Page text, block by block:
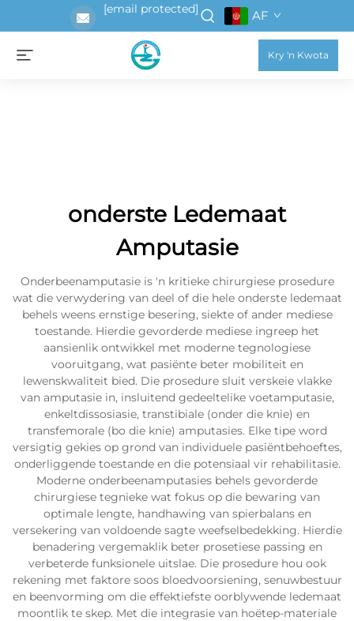
[email protected] AF
Kry 'n Kwota
onderste Ledemaat
Amputasie
Onderbeenamputasie is 'n kritieke chirurgiese prosedure
wat die verwydering van deel of die hele onderste ledemaat
behels weens ernstige besering, siekte of ander mediese
toestande. Hierdie gevorderde mediese ingreep het
aansienlik ontwikkel met moderne tegnologiese
vooruitgang, wat pasiënte beter mobiliteit en
lewenskwaliteit bied. Die prosedure sluit verskeie vlakke
van amputasie in, insluitend gedeeltelike voetamputasie,
enkeltdissosiasie, transtibiale (onder die knie) en
transfemorale (bo die knie) amputasies. Elke tipe word
versigtig gekies op grond van individuele pasiëntbehoeftes,
onderliggende toestande en die potensiaal vir rehabilitasie.
Moderne onderbeenamputasies behels gevorderde
chirurgiese tegnieke wat fokus op die bewaring van
optimale lengte, handhawing van spierbalans en
versekering van voldoende sagte weefselbedekking. Hierdie
benadering vergemaklik beter prosetiese passing en
verbeterde funksionele uitslae. Die prosedure hou ook
rekening met faktore soos bloedvoorsiening, senuwbestuur
en beenvorming om die effektiefste oorblywende ledemaat
moontlik te skep. Met die integrasie van hoëtep-materiale